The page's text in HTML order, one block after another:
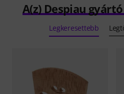
A(z) Despiau
Legkeresettebb